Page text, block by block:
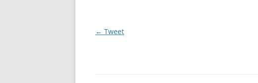
Berichtnavigatie
← Tweet